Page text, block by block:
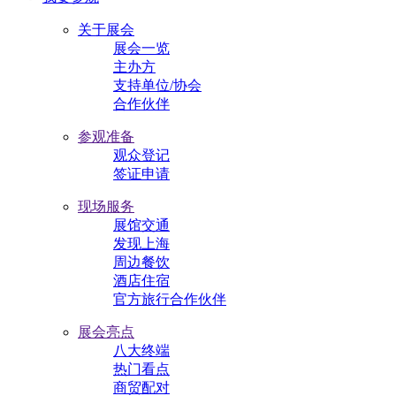
关于展会
展会一览
主办方
支持单位/协会
合作伙伴
参观准备
观众登记
签证申请
现场服务
展馆交通
发现上海
周边餐饮
酒店住宿
官方旅行合作伙伴
展会亮点
八大终端
热门看点
商贸配对